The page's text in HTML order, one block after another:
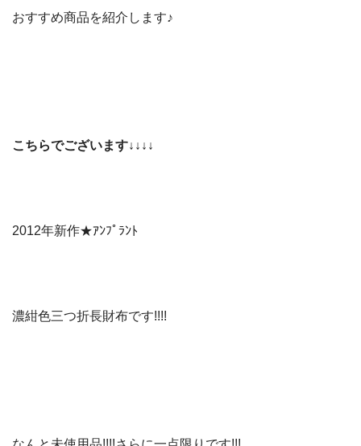
おすすめ商品を紹介します♪
こちらでございます↓↓↓↓
2012年新作★ｱﾝﾌﾟﾗﾝﾄ
濃紺色三つ折長財布です!!!!